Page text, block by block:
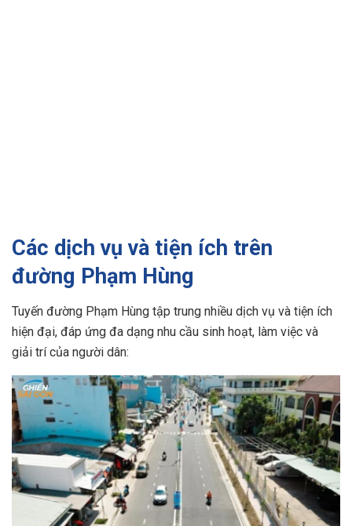
Các dịch vụ và tiện ích trên
đường Phạm Hùng
Tuyến đường Phạm Hùng tập trung nhiều dịch vụ và tiện ích
hiện đại, đáp ứng đa dạng nhu cầu sinh hoạt, làm việc và
giải trí của người dân: